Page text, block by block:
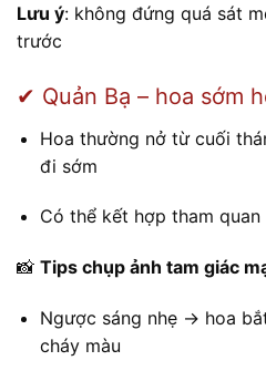
Lưu ý: không đứng quá sát
trước
✔ Quản Bạ – hoa sớm
Hoa thường nở từ cuối
đi sớm
Có thể kết hợp tham quan
📸 Tips chụp ảnh tam giác
Ngược sáng nhẹ → hoa
cháy màu